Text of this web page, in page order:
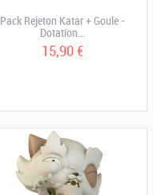
Pack Rejeton Katar + Goule -
Dotation...
15,90 €